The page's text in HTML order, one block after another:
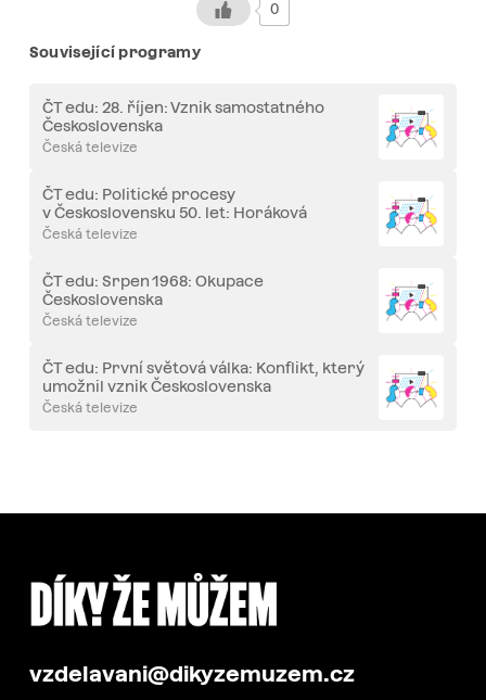
0
Související programy
ČT edu: 28. říjen: Vznik samostatného
Československa
Česká televize
ČT edu: Politické procesy
v Československu 50. let: Horáková
a Slánský
Česká televize
ČT edu: Srpen 1968: Okupace
Československa
Česká televize
ČT edu: První světová válka: Konflikt, který
umožnil vznik Československa
Česká televize
vzdelavani@dikyzemuzem.cz